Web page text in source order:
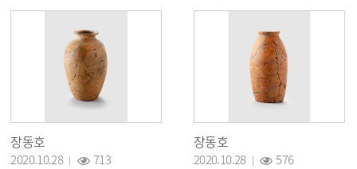
장동호
2020.10.28 713
장동호
2020.10.28 576